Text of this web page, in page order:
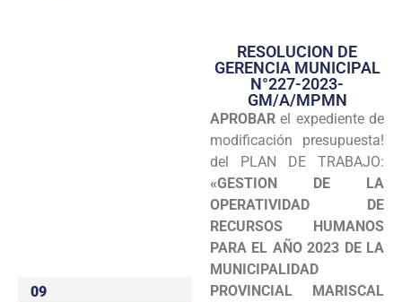
Transparencia
Seguridad
Programas
Intranet
09
RESOLUCION DE
GERENCIA MUNICIPAL
N°227-2023-
GM/A/MPMN
APROBAR el expediente de
modificación presupuesta!
del PLAN DE TRABAJO:
«GESTION DE LA
OPERATIVIDAD DE
RECURSOS HUMANOS
PARA EL AÑO 2023 DE LA
MUNICIPALIDAD
PROVINCIAL MARISCAL